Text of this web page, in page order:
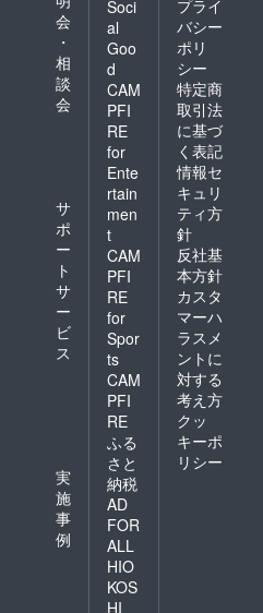
会
・
相
談
会
サ
ポ
ー
ト
サ
ー
ビ
ス
実
施
事
例
Soci
al
Goo
d
CAM
PFI
RE
for
Ente
rtain
men
t
CAM
PFI
RE
for
Spor
ts
CAM
PFI
RE
ふる
さと
納税
AD
FOR
ALL
HIO
KOS
HI
プライ
バシー
ポリ
シー
特定商
取引法
に基づ
く表記
情報セ
キュリ
ティ方
針
反社基
本方針
カスタ
マーハ
ラスメ
ントに
対する
考え方
クッ
キーポ
リシー